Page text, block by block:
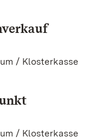
/ Klosterkasse
/ Klosterkasse